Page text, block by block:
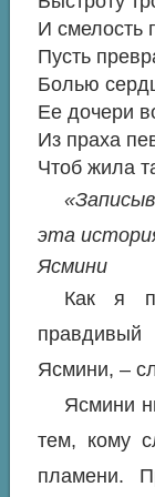
И смелость
Пусть
Болью
Ее дочери
Из праха
Чтоб жила
эта
Ясмини
Как я
Ясмини, –
Ясмини
тем, кому
пламени.